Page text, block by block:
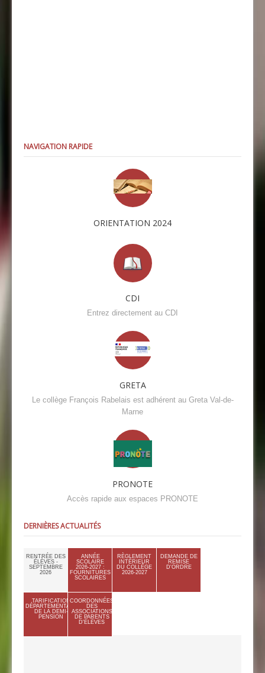
NAVIGATION RAPIDE
ORIENTATION 2024
CDI
Entrez directement au CDI
GRETA
Le collège François Rabelais est adhérent au Greta Val-de-
Marne
PRONOTE
Accès rapide aux espaces PRONOTE
DERNIÈRES ACTUALITÉS
RENTRÉE DES
ÉLÈVES -
SEPTEMBRE
2026
ANNÉE
SCOLAIRE
2026-2027 :
FOURNITURES
SCOLAIRES
RÈGLEMENT
INTÉRIEUR
DU COLLÈGE
2026-2027
DEMANDE DE
REMISE
D'ORDRE
TARIFICATION
DÉPARTEMENTALE
DE LA DEMI-
PENSION
COORDONNÉES
DES
ASSOCIATIONS
DE PARENTS
D'ÉLÈVES